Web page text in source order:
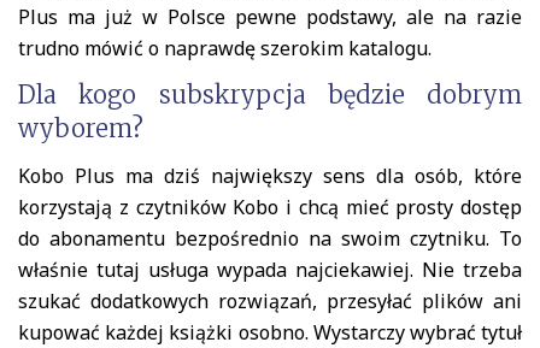
Plus ma już w Polsce pewne podstawy, ale na razie
trudno mówić o naprawdę szerokim katalogu.
Dla kogo subskrypcja będzie dobrym
wyborem?
Kobo Plus ma dziś największy sens dla osób, które
korzystają z czytników Kobo i chcą mieć prosty dostęp
do abonamentu bezpośrednio na swoim czytniku. To
właśnie tutaj usługa wypada najciekawiej. Nie trzeba
szukać dodatkowych rozwiązań, przesyłać plików ani
kupować każdej książki osobno. Wystarczy wybrać tytuł